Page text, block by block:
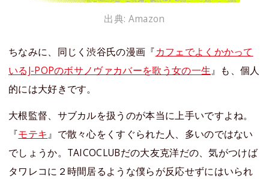
出典: Amazon
ちなみに、同じく渋谷氏の漫画『カフェでよくかかって
いるJ-POPのボサノヴァカバーを歌う女の一生』も、個人
的には大好きです。
大根監督、サブカルを扱うのが本当に上手いですよね。
『モテキ』で散々心をくすぐられた人、多いのではない
でしょうか。TAICOCLUBだの大友克洋だの、気がつけば
タワレコに２時間居るような僕らが反応せずにはいられ